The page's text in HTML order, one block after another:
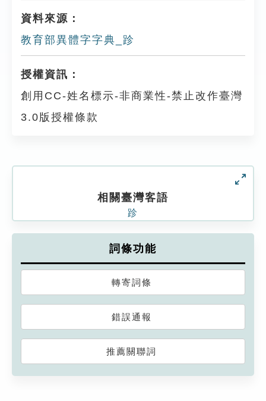
資料來源：
教育部異體字字典_跈
授權資訊：
創用CC-姓名標示-非商業性-禁止改作臺灣
3.0版授權條款
相關臺灣客語
跈
詞條功能
轉寄詞條
錯誤通報
推薦關聯詞